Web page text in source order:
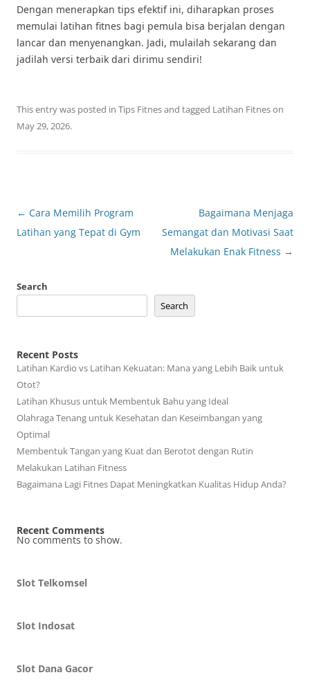
Dengan menerapkan tips efektif ini, diharapkan proses
memulai latihan fitnes bagi pemula bisa berjalan dengan
lancar dan menyenangkan. Jadi, mulailah sekarang dan
jadilah versi terbaik dari dirimu sendiri!
This entry was posted in Tips Fitnesand tagged Latihan Fitneson
May 29, 2026.
Post
navigation
← Cara Memilih Program
Latihan yang Tepat di Gym
Bagaimana Menjaga
Semangat dan Motivasi Saat
Melakukan Enak Fitness →
Search
Search
Recent Posts
Latihan Kardio vs Latihan Kekuatan: Mana yang Lebih Baik untuk
Otot?
Latihan Khusus untuk Membentuk Bahu yang Ideal
Olahraga Tenang untuk Kesehatan dan Keseimbangan yang
Optimal
Membentuk Tangan yang Kuat dan Berotot dengan Rutin
Melakukan Latihan Fitness
Bagaimana Lagi Fitnes Dapat Meningkatkan Kualitas Hidup Anda?
Recent Comments
No comments to show.
Slot Telkomsel
Slot Indosat
Slot Dana Gacor